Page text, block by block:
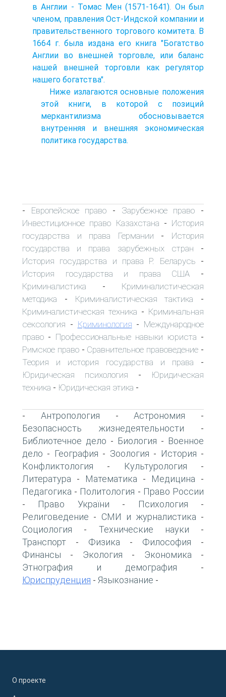
в Англии - Томас Мен (1571-1641). Он был
членом, правления Ост-Индской компании и
правительственного торгового комитета. В
1664 г. была издана его книга "Богатство
Англии во внешней торговле, или баланс
нашей внешней торговли как регулятор
нашего богатства".
Ниже излагаются основные положения
этой книги, в которой с позиций
меркантилизма обосновывается
внутренняя и внешняя экономическая
политика государства.
- Европейское право - Зарубежное право -
Инвестиционное право Казахстана - История
государства и права Германии - История
государства и права зарубежных стран -
История государства и права Р. Беларусь -
История государства и права США -
Криминалистика - Криминалистическая
методика - Криминалистическая тактика -
Криминалистическая техника - Криминальная
сексология - Криминология - Международное
право - Профессиональные навыки юриста -
Римское право- Сравнительное правоведение -
Теория и история государства и права -
Юридическая психология -
Юридическая
техника - Юридическая этика -
- Антропология -Астрономия -
Безопасность жизнедеятельности -
Библиотечное дело - Биология - Военное
дело - География - Зоология - История -
Конфликтология - Культурология -
Литература - Математика - Медицина -
Педагогика - Политология - Право России
- Право України - Психология -
Религоведение - СМИ и журналистика -
Социология - Технические науки -
Транспорт - Физика - Философия -
Финансы - Экология - Экономика -
Этнография и демография -
Юриспруденция - Языкознание -
О проекте